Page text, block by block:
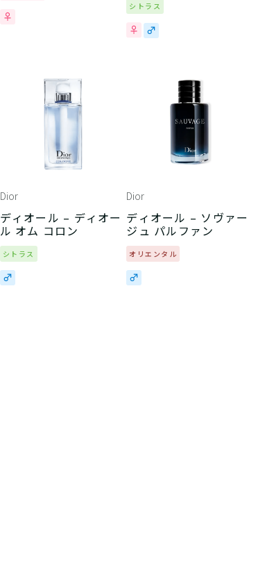
シトラス
Dior
ディオール – ディオー
ル オム コロン
シトラス
Dior
ディオール – ソヴァー
ジュ パルファン
オリエンタル